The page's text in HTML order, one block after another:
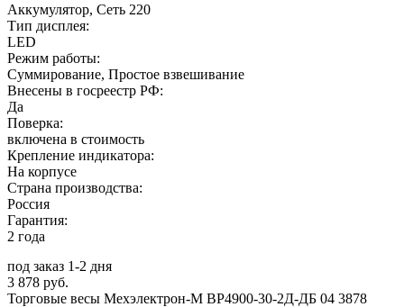
Аккумулятор, Сеть 220
Тип дисплея:
LED
Режим работы:
Суммирование, Простое взвешивание
Внесены в госреестр РФ:
Да
Поверка:
включена в стоимость
Крепление индикатора:
На корпусе
Страна производства:
Россия
Гарантия:
2 года
под заказ 1-2 дня
3 878 руб.
Торговые весы Мехэлектрон-М ВР4900-30-2Д-ДБ 04 3878